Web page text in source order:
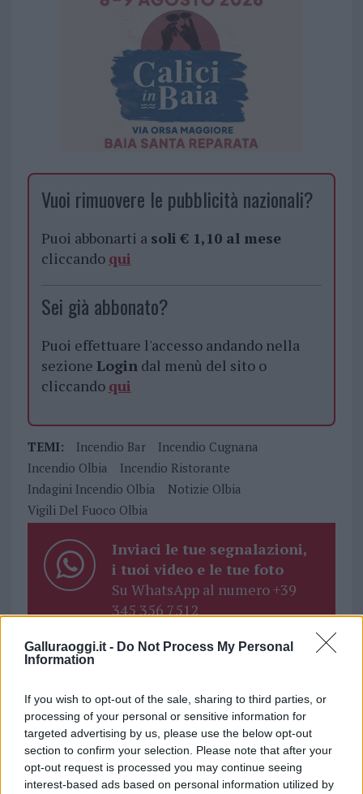
Galluraoggi.it - Do Not Process My Personal
Information
If you wish to opt-out of the sale, sharing to third parties, or
processing of your personal or sensitive information for
targeted advertising by us, please use the below opt-out
section to confirm your selection. Please note that after your
opt-out request is processed you may continue seeing
interest-based ads based on personal information utilized by
Vuoi rimuovere le pubblicità nazionali?
Puoi abbonarti a soli € 1,10 al mese
cliccando qui
Sei già abbonato?
Puoi effettuare l'accesso andando nella
sezione Logindal menù del sito o
cliccando qui
TEMI: Incendio Bar
Incendio Cugnana
Incendio Olbia
Incendio Ristorante
Indagini Incendio Olbia
Notizie Olbia
Vigili Del Fuoco Olbia
Inviaci le tue segnalazioni,
i tuoi video e le tue foto
Su WhatsApp al numero +39
345 356 7512
Notizie in tempo reale?
Entra nel canale telegram di
GalluraOggi.it